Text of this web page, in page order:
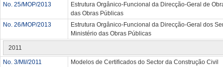
No. 25/MOP/2013
Estrutura Orgânico-Funcional da Direcção-Geral de
das Obras Públicas
No. 26/MOP/2013
Estrutura Orgânico-Funcional da Direcção-Geral dos
Ministério das Obras Públicas
2011
No. 3/MI//2011
Modelos de Certificados do Sector da Construção Civil